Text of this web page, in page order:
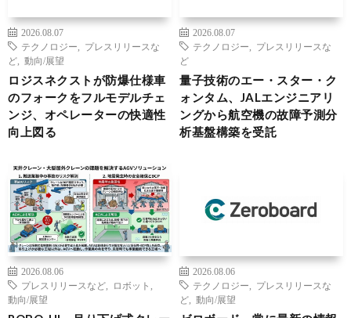
2026.08.07
テクノロジー
プレスリリースな
ど
動向/展望
ロジスネクストが防爆仕様車
のフォークをフルモデルチェ
ンジ、オペレーターの快適性
向上図る
2026.08.07
テクノロジー
プレスリリースな
ど
量子技術のエー・スター・ク
ォンタム、JALエンジニアリ
ングから航空機の故障予測分
析基盤構築を受託
2026.08.06
プレスリリースなど
ロボット
動向/展望
2026.08.06
テクノロジー
プレスリリースな
ど
動向/展望